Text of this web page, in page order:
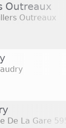
Outreaux
Outreaux
De La Gare